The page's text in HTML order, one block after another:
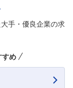
手・優良企業の求
すめ